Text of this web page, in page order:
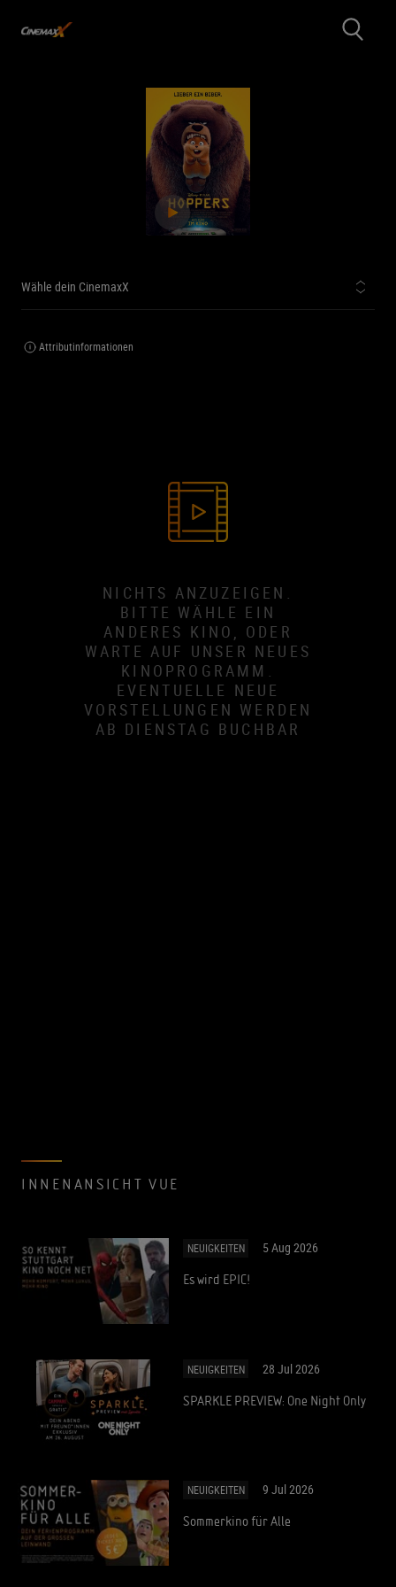
Wähle dein CinemaxX
Attributinformationen
NICHTS ANZUZEIGEN.
BITTE WÄHLE EIN
ANDERES KINO, ODER
WARTE AUF UNSER NEUES
KINOPROGRAMM.
EVENTUELLE NEUE
VORSTELLUNGEN WERDEN
AB DIENSTAG BUCHBAR
INNENANSICHT VUE
NEUIGKEITEN 5 Aug 2026
Es wird EPIC!
NEUIGKEITEN 28 Jul 2026
SPARKLE PREVIEW: One Night Only
NEUIGKEITEN 9 Jul 2026
Sommerkino für Alle